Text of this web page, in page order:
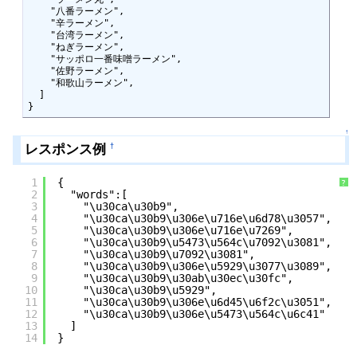
}
↑
レスポンス例 †
?
1
2
3
4
5
6
7
8
9
10
11
12
13
14
{
"words":[
"\u30ca\u30b9",
"\u30ca\u30b9\u306e\u716e\u6d78\u3057",
"\u30ca\u30b9\u306e\u716e\u7269",
"\u30ca\u30b9\u5473\u564c\u7092\u3081",
"\u30ca\u30b9\u7092\u3081",
"\u30ca\u30b9\u306e\u5929\u3077\u3089",
"\u30ca\u30b9\u30ab\u30ec\u30fc",
"\u30ca\u30b9\u5929",
"\u30ca\u30b9\u306e\u6d45\u6f2c\u3051",
"\u30ca\u30b9\u306e\u5473\u564c\u6c41"
]
}